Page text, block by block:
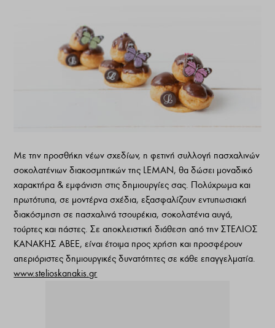
Με την προσθήκη νέων σχεδίων, η φετινή συλλογή πασχαλινών
σοκολατένιων διακοσμητικών της LΕΜΑΝ, θα δώσει μοναδικό
χαρακτήρα & εμφάνιση στις δημιουργίες σας. Πολύχρωμα και
πρωτότυπα, σε μοντέρνα σχέδια, εξασφαλίζουν εντυπωσιακή
διακόσμηση σε πασχαλινά τσουρέκια, σοκολατένια αυγά,
τούρτες και πάστες. Σε αποκλειστική διάθεση από την ΣΤΕΛΙΟΣ
ΚΑΝΑΚΗΣ ΑΒΕΕ, είναι έτοιμα προς χρήση και προσφέρουν
απεριόριστες δημιουργικές δυνατότητες σε κάθε επαγγελματία.
www.stelioskanakis.gr